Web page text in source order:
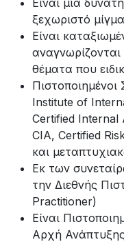
ξεχωριστό
Είναι
θέματα που
Institute of
Certified Internal
CIA, Certified
και
Εκ των
την Διεθνής
Practitioner)
Είναι
Αρχή